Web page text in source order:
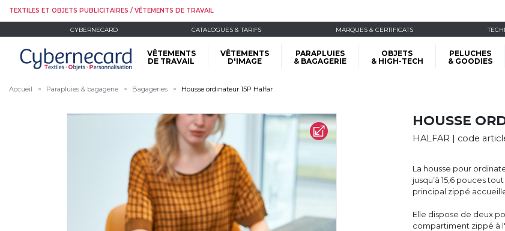
TEXTILES ET OBJETS PUBLICITAIRES / VÊTEMENTS DE TRAVAIL
CYBERNECARD CATALOGUES & TARIFS MARQUES & CERTIFICATS
VÊTEMENTS
DE TRAVAIL
VÊTEMENTS
D'IMAGE
PARAPLUIES
& BAGAGERIE
OBJETS
& HIGH-TECH
PELUCHES
& GOODIES
Accueil Parapluies & bagagerie Bagageries Housse ordinateur 15P Halfar
HOUSSE
HALFAR | code
La housse pour
jusqu’à 15,6 pouces
principal zippé
Elle dispose de deux
compartiment zippé à